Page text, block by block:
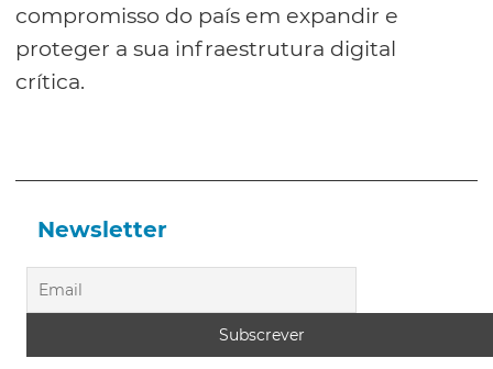
compromisso do país em expandir e
proteger a sua infraestrutura digital
crítica.
Newsletter